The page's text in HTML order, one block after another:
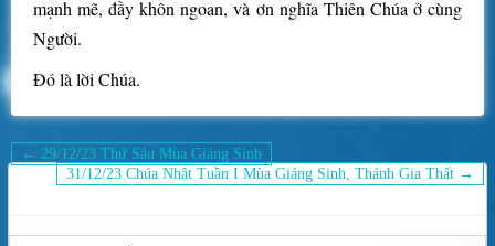
mạnh mẽ, đầy khôn ngoan, và ơn nghĩa Thiên Chúa ở cùng
Người.
Đó là lời Chúa.
Điều
hướng
← 29/12/23 Thứ Sáu Mùa Giáng Sinh
31/12/23 Chúa Nhật Tuần I Mùa Giáng Sinh, Thánh Gia Thất →